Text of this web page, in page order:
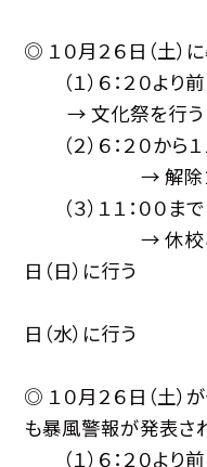
◎ １０月２６日（土
（１）６：２０より
→ 文化祭を行う
（２）６：２０から
→ 解除２時間
（３）１１：００ま
→ 休校となる
日（日）に行う
体育祭
日（水）に行う
◎ １０月２６日（土）
も暴風警報が発表さ
（１）６：２０より